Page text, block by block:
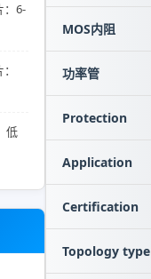
：6-
低
MOS内阻
功率管
Protection
Application
Certification
Topology type